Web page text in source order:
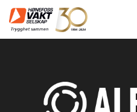
Hønefoss